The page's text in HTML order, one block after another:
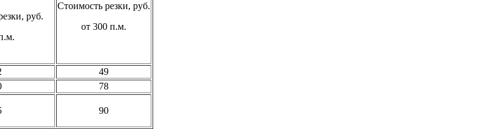
руб.
п.м.
Стоимость резки, руб.
от 300 п.м.
49
78
90